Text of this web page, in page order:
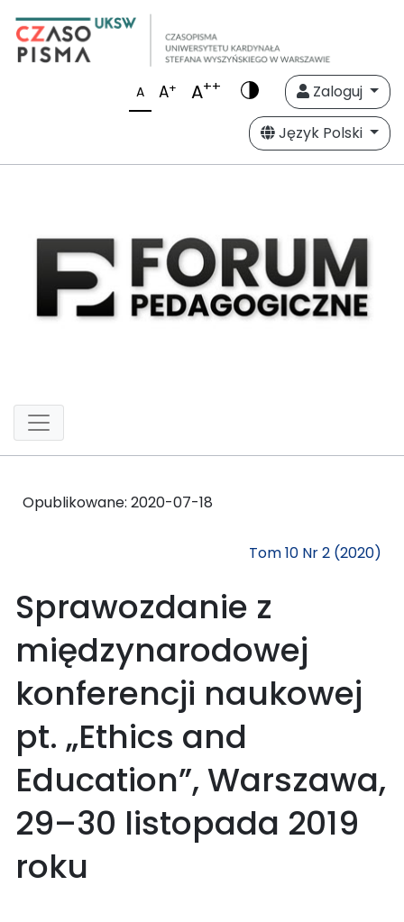
A A+ A++
Zaloguj
Język Polski
Opublikowane: 2020-07-18
Tom 10 Nr 2 (2020)
Sprawozdanie z
międzynarodowej
konferencji naukowej
pt. „Ethics and
Education”, Warszawa,
29–30 listopada 2019
roku